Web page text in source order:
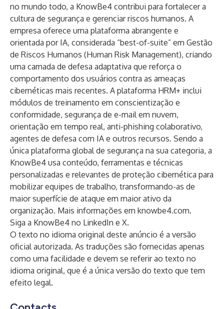
no mundo todo, a KnowBe4 contribui para fortalecer a
cultura de segurança e gerenciar riscos humanos. A
empresa oferece uma plataforma abrangente e
orientada por IA, considerada “best-of-suite” em Gestão
de Riscos Humanos (Human Risk Management), criando
uma camada de defesa adaptativa que reforça o
comportamento dos usuários contra as ameaças
cibernéticas mais recentes. A plataforma HRM+ inclui
módulos de treinamento em conscientização e
conformidade, segurança de e-mail em nuvem,
orientação em tempo real, anti-phishing colaborativo,
agentes de defesa com IA e outros recursos. Sendo a
única plataforma global de segurança na sua categoria, a
KnowBe4 usa conteúdo, ferramentas e técnicas
personalizadas e relevantes de proteção cibernética para
mobilizar equipes de trabalho, transformando-as de
maior superfície de ataque em maior ativo da
organização. Mais informações em knowbe4.com.
Siga a KnowBe4 no LinkedIn e X.
O texto no idioma original deste anúncio é a versão
oficial autorizada. As traduções são fornecidas apenas
como uma facilidade e devem se referir ao texto no
idioma original, que é a única versão do texto que tem
efeito legal.